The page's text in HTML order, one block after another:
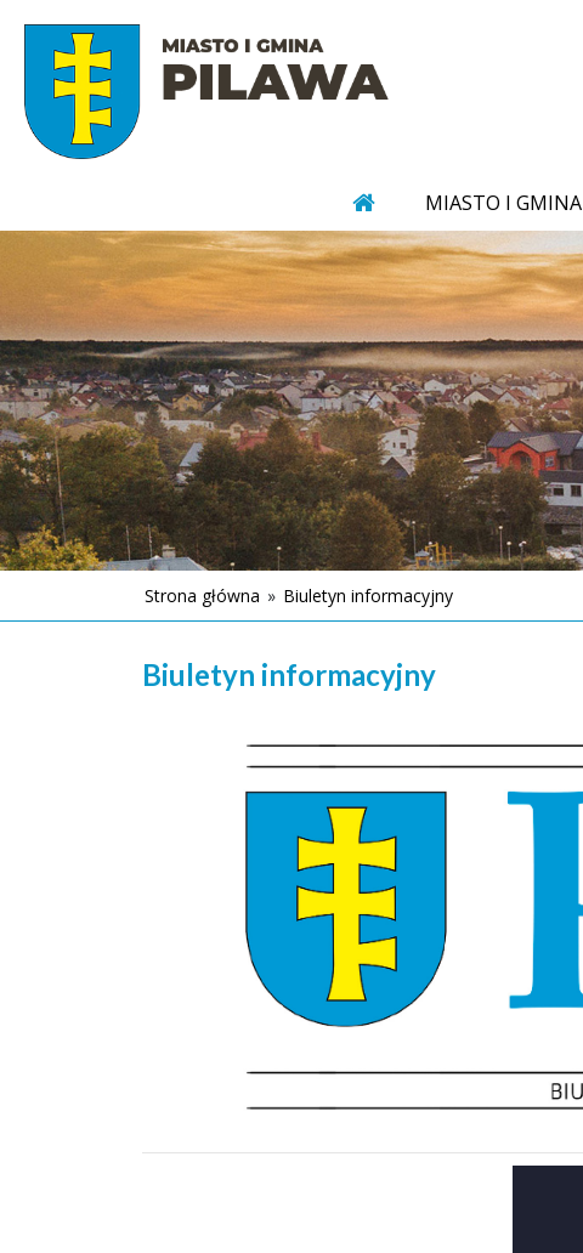
MIASTO I GMINA
Strona główna » Biuletyn informacyjny
Biuletyn informacyjny